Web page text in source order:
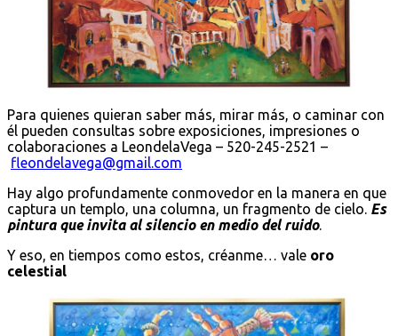
Para quienes quieran saber más, mirar más, o caminar con
él pueden consultas sobre exposiciones, impresiones o
colaboraciones a LeondelaVega – 520-245-2521 –
fleondelavega@gmail.com
Hay algo profundamente conmovedor en la manera en que
captura un templo, una columna, un fragmento de cielo. Es
pintura que invita al silencio en medio del ruido.
Y eso, en tiempos como estos, créanme… vale oro
celestial